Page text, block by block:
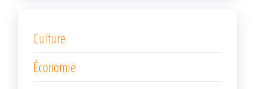
Culture
Économie